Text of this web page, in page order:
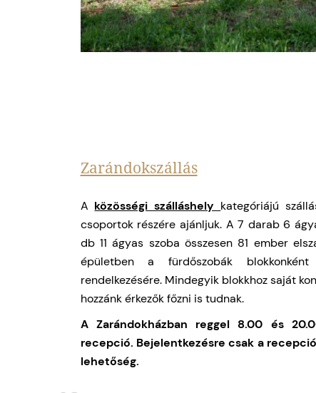
Zarándokszállás
A közösségi szálláshely kategóriájú
csoportok részére ajánljuk. A 7 darab 6
db 11 ágyas szoba összesen 81 ember
épületben a fürdőszobák
rendelkezésére. Mindegyik blokkhoz saját
hozzánk érkezők főzni is tudnak.
A Zarándokházban reggel 8.00 és
recepció. Bejelentkezésre csak a
lehetőség.